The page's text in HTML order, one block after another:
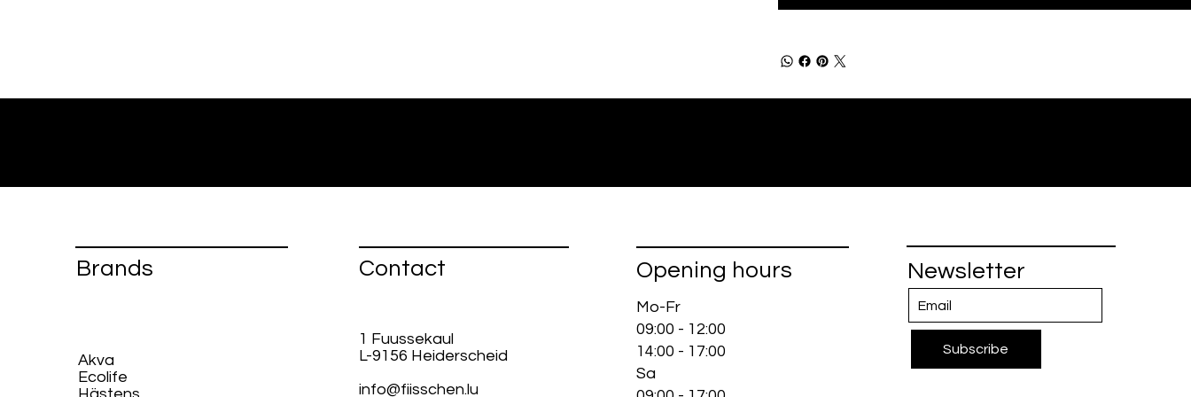
Brands
Akva
Ecolife​
Contact
1 Fuussekaul
L-9156 Heiderscheid
info@fiisschen.lu
Opening hours
Mo-Fr
09:00 - 12:00
14:00 - 17:00
Sa
Newsletter
Subscribe